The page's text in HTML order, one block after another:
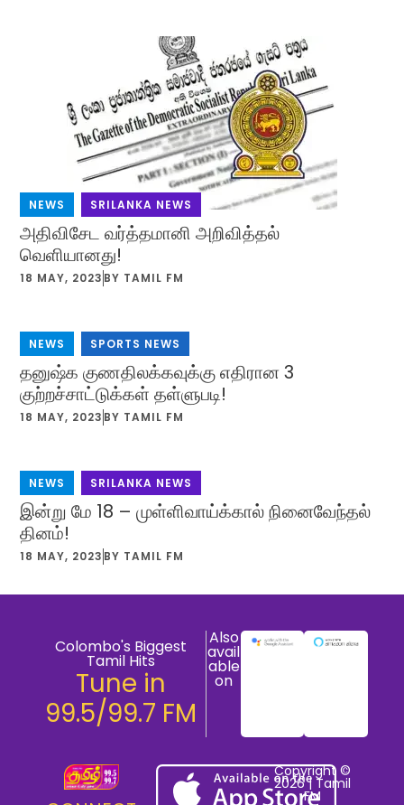
NEWS SRILANKA NEWS
அதிவிசேட வர்த்தமானி அறிவித்தல்
வெளியானது!
18 MAY, 2023 BY TAMIL FM
NEWS SPORTS NEWS
தனுஷ்க குணதிலக்கவுக்கு எதிரான 3
குற்றச்சாட்டுக்கள் தள்ளுபடி!
18 MAY, 2023 BY TAMIL FM
NEWS SRILANKA NEWS
இன்று மே 18 – முள்ளிவாய்க்கால் நினைவேந்தல்
தினம்!
18 MAY, 2023 BY TAMIL FM
Colombo's Biggest
Tamil Hits
Tune in
99.5/99.7 FM
Also
avail
able
on
Copyright ©
2026 | Tamil
FM